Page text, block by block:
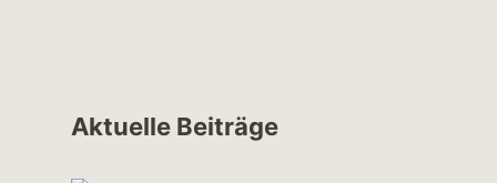
Aktuelle Beiträge